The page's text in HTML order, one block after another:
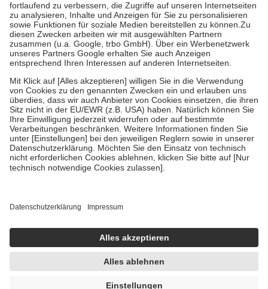
Diese Regeln gelten grundsätzlich auch für Online-Apotheken.
Bei Heilmitteln und häuslicher Krankenpflege beträgt die
Zuzahlung zehn Prozent der Kosten sowie zehn Euro je
Verordnung.
Um das Engagement der Versicherten für ihre eigene Gesundheit zu
stärken und die besondere Stellung der Familie zu unterstützen,
fallenkeine Zuzahlungenan bei:
• Kindern und Jugendlichen bis zum vollendeten 18. Lebensjahr
mit Ausnahme der Fahrkosten
• Untersuchungen zur Vorsorge und Früherkennung, die von der
GKV getragen werden
• empfohlenen Schutzimpfungen
• Harn- und Blutteststreifen
getroffen, um sicherzustellen, dass es sich um echte Bewertungen
https://help.etrusted.com/hc/de/articles/4419944605341
Einige Bilder und Inhalte wurden unter Zuhilfenahme künstlicher